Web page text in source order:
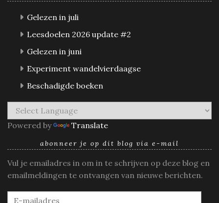
Gelezen in juli
Leesdoelen 2026 update #2
Gelezen in juni
Experiment wandelvierdaagse
Beschadigde boeken
Powered by Translate
abonneer je op dit blog via e-mail
Vul je emailadres in om in te schrijven op deze blog en
emailmeldingen te ontvangen van nieuwe berichten.
E-